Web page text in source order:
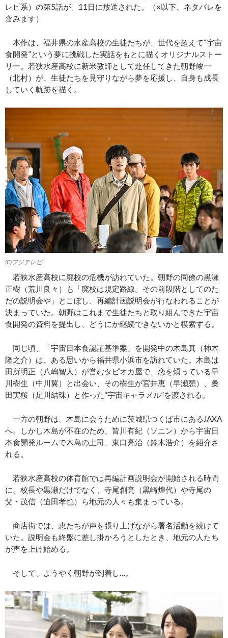
レビ系）の第5話が、11日に放送された。（※以下、ネタバレを
含みます）
本作は、福井県の水産高校の生徒たちが、世代を超えて“宇宙
食開発”という夢に挑戦した実話をもとに描くオリジナルストー
リー。若狭水産高校に新米教師として赴任してきた朝野峻一
（北村）が、生徒たちを見守りながら夢を応援し、自身も成長
していく軌跡を描く。
(C)フジテレビ
若狭水産高校に廃校の危機が訪れていた。朝野の同僚の黒瀬
正樹（荒川良々）も「廃校は規定路線。その前段階としてのた
だの説明会や」とこぼし、再編計画説明会が行なわれることが
決まっていた。朝野はこれまで生徒たちと取り組んできた宇宙
食開発の資料を提出し、どうにか継続できないかと模索する。
同じ頃、「宇宙日本食認証基準案」を開発中の木島真（神木
隆之介）は、ある思いから福井県小浜市を訪れていた。木島は
田所明正（八嶋智人）が営むタピオカ屋で、恋を煩っている早
川樹生（中川翼）と出会い、その樹生が宮井恵（早瀬憩）、桑
田実桜（足川結珠）と作った“宇宙キャラメル”を渡される。
一方の朝野は、木島に会うために茨城県つくば市にあるJAXA
へ。しかし木島が不在のため、皆川有紀（ソニン）から宇宙日
本食開発ルームで木島の上司、東口亮治（鈴木浩介）を紹介さ
れる。
若狭水産高校の体育館では再編計画説明会が開始される時間
に。校長や黒瀬だけでなく、寺尾創亮（黒崎煌代）や寺尾の
父・茂信（迫田孝也）ら地元の人々も集まっている。
商店街では、恵たちが声を張り上げながら署名活動を続けて
いた。説明会も終盤に差し掛かろうとしたとき、地元の人たち
が声を上げ始める。
そして、ようやく朝野が到着し…。